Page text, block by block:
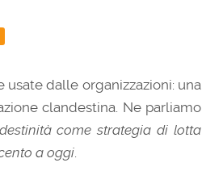
dalle organizzazioni: una
clandestina. Ne parliamo
come strategia di lotta
a oggi